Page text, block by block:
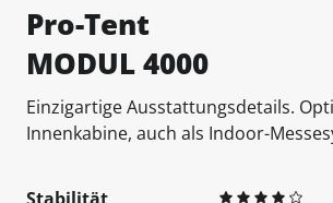
Pro-Tent
MODUL 4000
Einzigartige Ausstattungsdetails.
Innenkabine, auch als Indoor-
Stabilität